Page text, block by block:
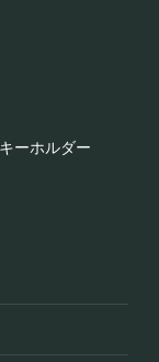
ーホルダー